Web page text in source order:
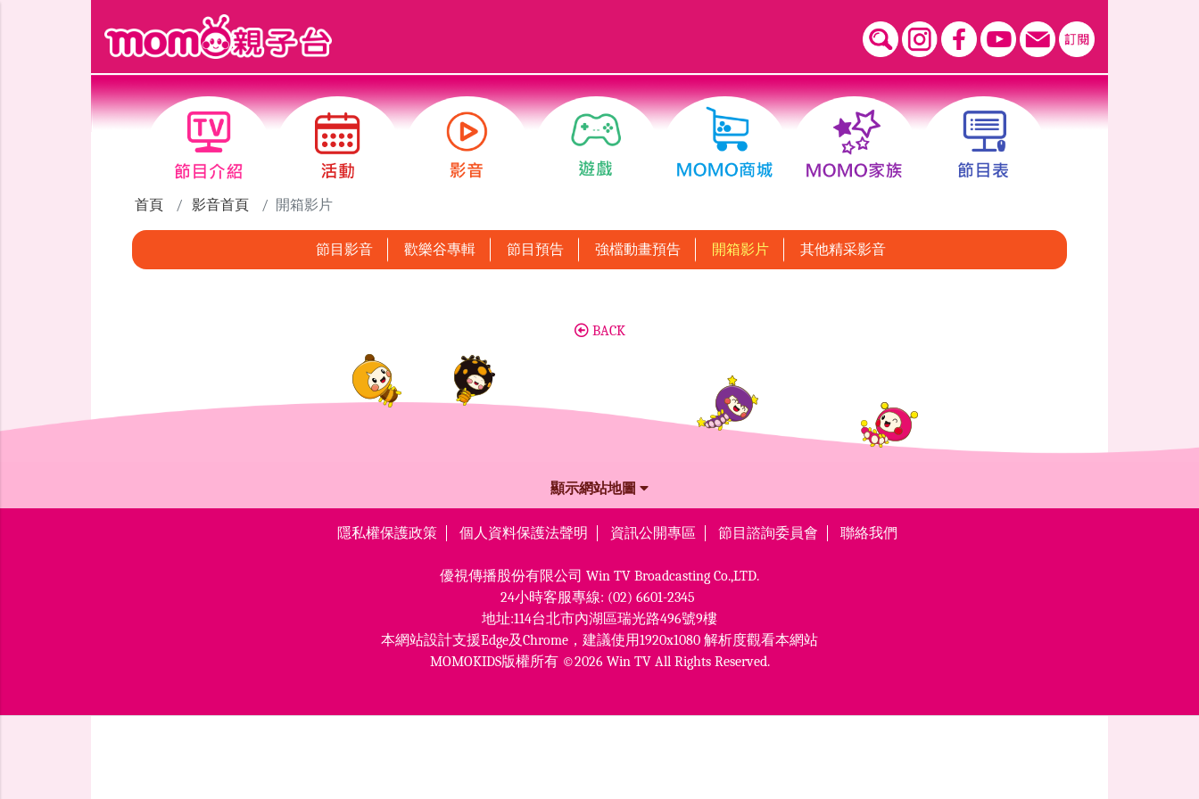
首頁 影音首頁 開箱影片
節目影音 歡樂谷專輯 節目預告 強檔動畫預告 開箱影片 其他精采影音
BACK
顯示網站地圖
隱私權保護政策 個人資料保護法聲明 資訊公開專區 節目諮詢委員會 聯絡我們
優視傳播股份有限公司 Win TV Broadcasting Co.,LTD.
24小時客服專線: (02) 6601-2345
地址:114台北市內湖區瑞光路496號9樓
本網站設計支援Edge及Chrome， 建議使用1920x1080 解析度觀看本網站
MOMOKIDS版權所有 ©2026 Win TV All Rights Reserved.